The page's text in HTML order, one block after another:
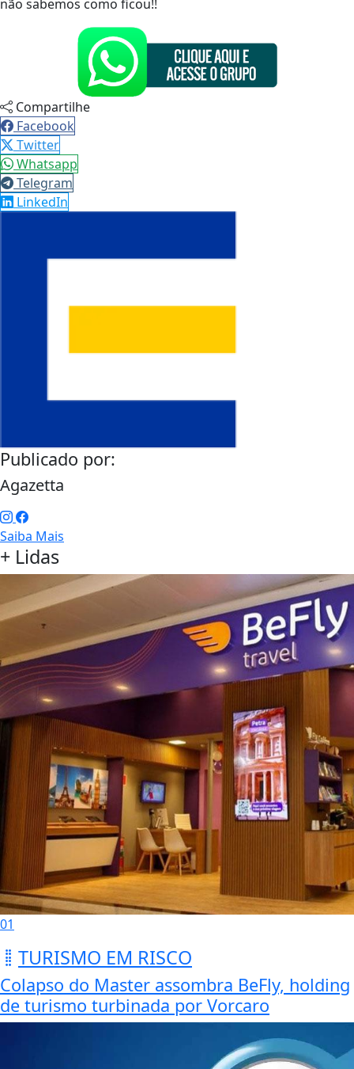
não sabemos como ficou!!
Compartilhe
Facebook
Twitter
Whatsapp
Telegram
LinkedIn
Publicado por:
Agazetta
Saiba Mais
+ Lidas
01
TURISMO EM RISCO
Colapso do Master assombra BeFly, holding
de turismo turbinada por Vorcaro